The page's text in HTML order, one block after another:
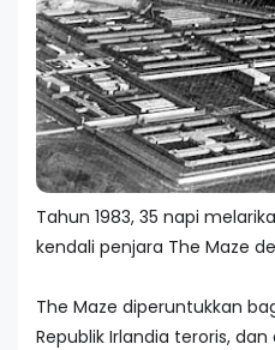
Tahun 1983, 35 napi
kendali penjara The Maze
The Maze diperuntukkan
Republik Irlandia teroris,